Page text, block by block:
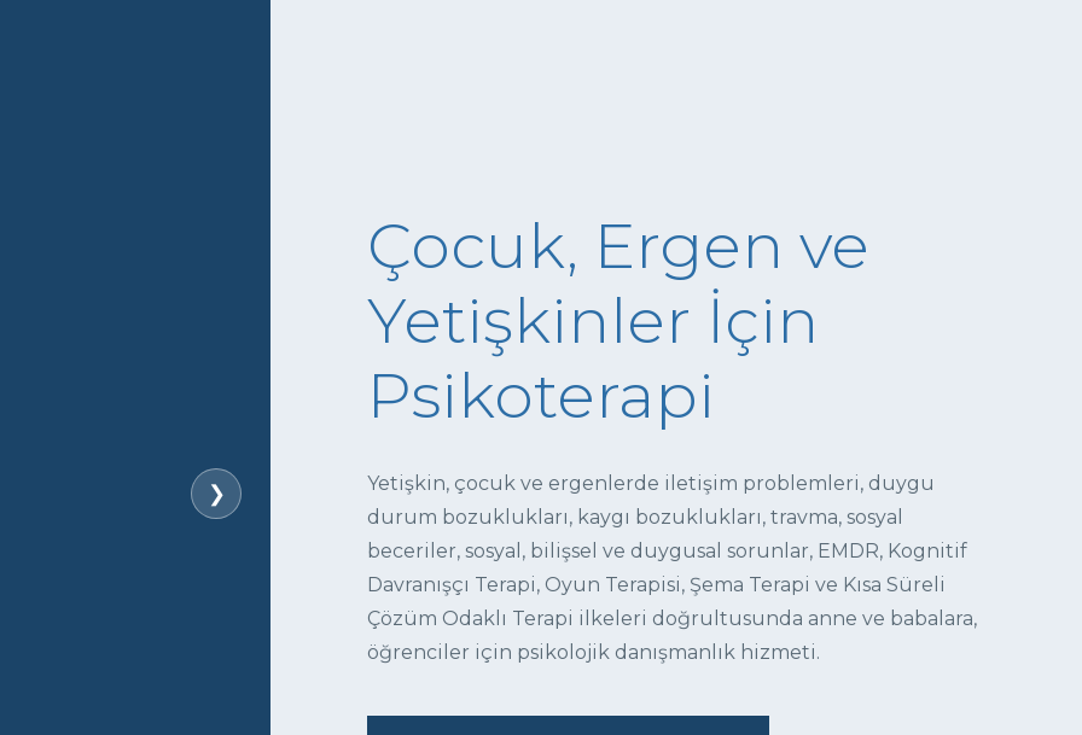
❯
Çocuk, Ergen ve
Yetişkinler İçin
Psikoterapi
Yetişkin, çocuk ve ergenlerde iletişim problemleri, duygu
durum bozuklukları, kaygı bozuklukları, travma, sosyal
beceriler, sosyal, bilişsel ve duygusal sorunlar, EMDR, Kognitif
Davranışçı Terapi, Oyun Terapisi, Şema Terapi ve Kısa Süreli
Çözüm Odaklı Terapi ilkeleri doğrultusunda anne ve babalara,
öğrenciler için psikolojik danışmanlık hizmeti.